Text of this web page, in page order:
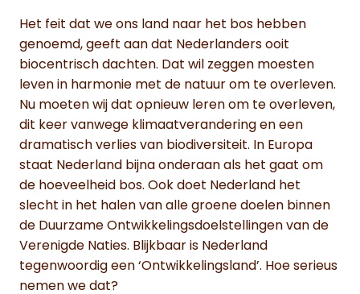
Het feit dat we ons land naar het bos hebben
genoemd, geeft aan dat Nederlanders ooit
biocentrisch dachten. Dat wil zeggen moesten
leven in harmonie met de natuur om te overleven.
Nu moeten wij dat opnieuw leren om te overleven,
dit keer vanwege klimaatverandering en een
dramatisch verlies van biodiversiteit. In Europa
staat Nederland bijna onderaan als het gaat om
de hoeveelheid bos. Ook doet Nederland het
slecht in het halen van alle groene doelen binnen
de Duurzame Ontwikkelingsdoelstellingen van de
Verenigde Naties. Blijkbaar is Nederland
tegenwoordig een ‘Ontwikkelingsland’. Hoe serieus
nemen we dat?